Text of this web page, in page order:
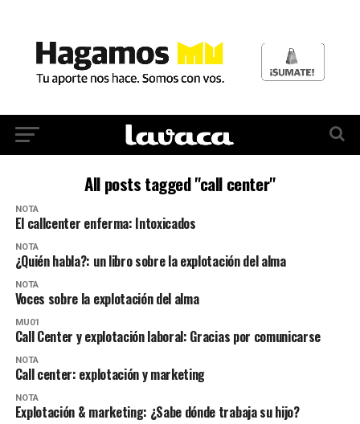
All posts tagged "call center"
NOTA
El callcenter enferma: Intoxicados
NOTA
¿Quién habla?: un libro sobre la explotación del alma
NOTA
Voces sobre la explotación del alma
MU01
Call Center y explotación laboral: Gracias por comunicarse
NOTA
Call center: explotación y marketing
NOTA
Explotación & marketing: ¿Sabe dónde trabaja su hijo?